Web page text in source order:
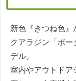
新色『きつね色
クアラジン「ポ
デル。
室内やアウトドア